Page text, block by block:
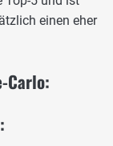
einen eher
Carlo: